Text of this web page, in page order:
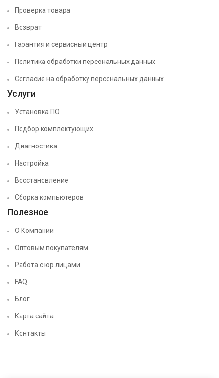
Проверка товара
Возврат
Гарантия и сервисный центр
Политика обработки персональных данных
Согласие на обработку персональных данных
Услуги
Установка ПО
Подбор комплектующих
Диагностика
Настройка
Восстановление
Сборка компьютеров
Полезное
О Компании
Оптовым покупателям
Работа с юр.лицами
FAQ
Блог
Карта сайта
Контакты